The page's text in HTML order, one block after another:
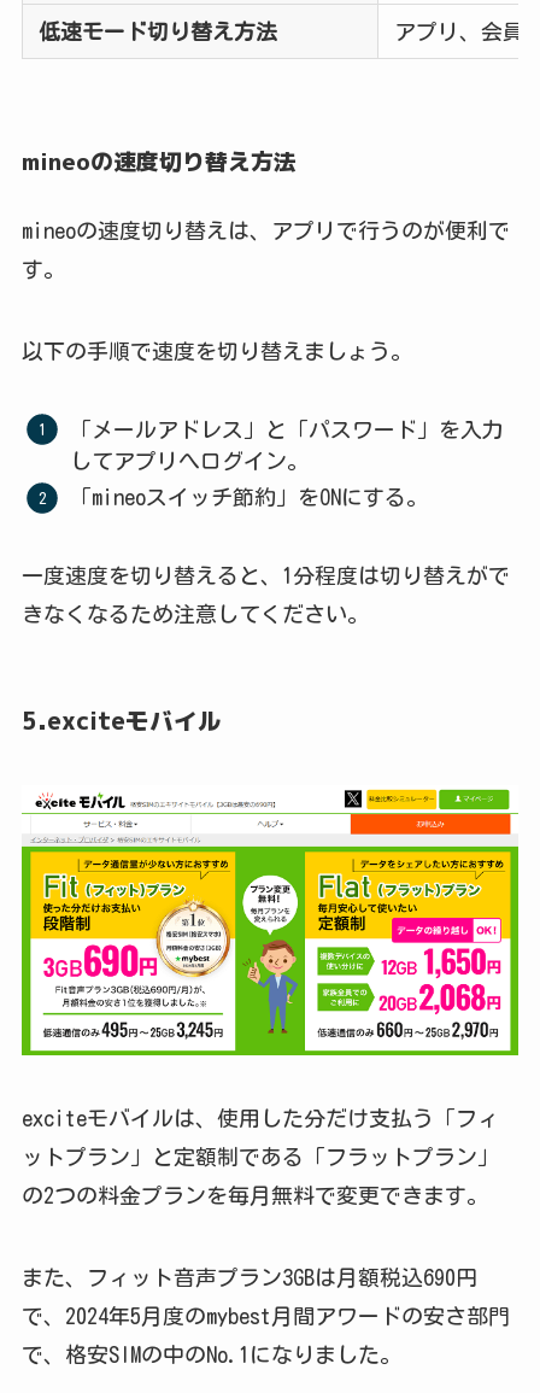
低速モード切り替え方法 アプリ、会員
mineoの速度切り替え方法
mineoの速度切り替えは、アプリで行うのが便利で
す。
以下の手順で速度を切り替えましょう。
「メールアドレス」と「パスワード」を入力
してアプリへログイン。
「mineoスイッチ節約」をONにする。
一度速度を切り替えると、1分程度は切り替えがで
きなくなるため注意してください。
5.exciteモバイル
exciteモバイルは、使用した分だけ支払う「フィ
ットプラン」と定額制である「フラットプラン」
の2つの料金プランを毎月無料で変更できます。
また、フィット音声プラン3GBは月額税込690円
で、2024年5月度のmybest月間アワードの安さ部門
で、格安SIMの中のNo.1になりました。